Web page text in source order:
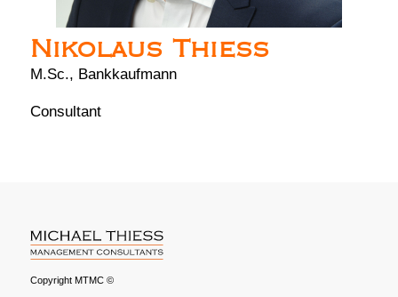
Nikolaus Thiess
M.Sc., Bankkaufmann
Consultant
Copyright MTMC ©